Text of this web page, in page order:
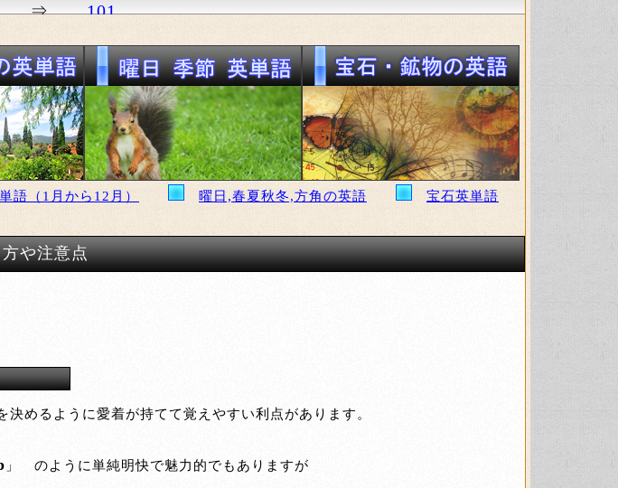
⇒101
語（1月から12月） 曜日,春夏秋冬,方角の英語 宝石英単語
や注意点
めるように愛着が持てて覚えやすい利点があります。
」 のように単純明快で魅力的でもありますが